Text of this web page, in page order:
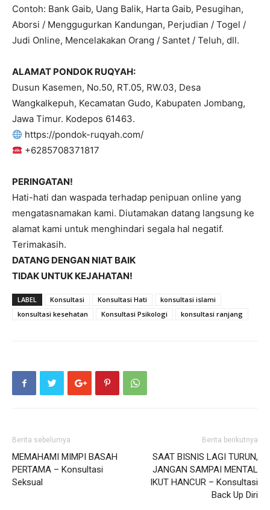
Contoh: Bank Gaib, Uang Balik, Harta Gaib, Pesugihan,
Aborsi / Menggugurkan Kandungan, Perjudian / Togel /
Judi Online, Mencelakakan Orang / Santet / Teluh, dll.
ALAMAT PONDOK RUQYAH:
Dusun Kasemen, No.50, RT.05, RW.03, Desa
Wangkalkepuh, Kecamatan Gudo, Kabupaten Jombang,
Jawa Timur. Kodepos 61463.
https://pondok-ruqyah.com/
+6285708371817
PERINGATAN!
Hati-hati dan waspada terhadap penipuan online yang
mengatasnamakan kami. Diutamakan datang langsung ke
alamat kami untuk menghindari segala hal negatif.
Terimakasih.
DATANG DENGAN NIAT BAIK
TIDAK UNTUK KEJAHATAN!
LABEL Konsultasi Konsultasi Hati
konsultasi islami
konsultasi kesehatan
Konsultasi Psikologi konsultasi ranjang
Berita sebelumya
MEMAHAMI MIMPI BASAH
PERTAMA – Konsultasi
Seksual
Berita berikutnya
SAAT BISNIS LAGI TURUN,
JANGAN SAMPAI MENTAL
IKUT HANCUR – Konsultasi
Back Up Diri